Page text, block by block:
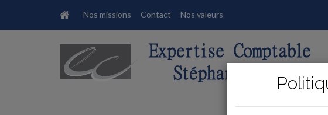
Nos missions Contact Nos valeurs